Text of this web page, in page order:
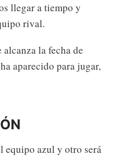
llegar a tiempo y
rival.
la fecha de
aparecido para jugar,
equipo azul y otro será